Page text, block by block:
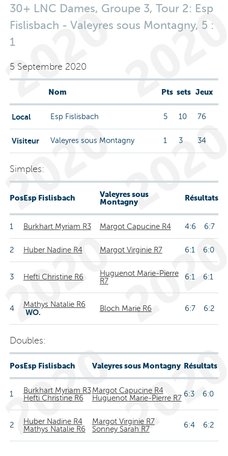
30+ LNC Dames, Groupe 3, Tour 2: Esp
Fislisbach - Valeyres sous Montagny, 5 :
1
5 Septembre 2020
Nom Pts sets Jeux
Local Esp Fislisbach 5 10 76
Visiteur Valeyres sous Montagny 1 3 34
Simples:
PosEsp Fislisbach
Valeyres sous
Montagny
Résultats
1 Burkhart Myriam R3 Margot Capucine R4 4:6 6:7
2 Huber Nadine R4 Margot Virginie R7 6:1 6:0
3 Hefti Christine R6
Huguenot Marie-Pierre
R7
6:1 6:1
4 Mathys Natalie R6
WO. Bloch Marie R6 6:7 6:2
Doubles:
PosEsp Fislisbach Valeyres sous Montagny Résultats
1
Burkhart Myriam R3
Hefti Christine R6
Margot Capucine R4
Huguenot Marie-Pierre R7 6:3 6:0
2
Huber Nadine R4
Mathys Natalie R6
Margot Virginie R7
Sonney Sarah R7
6:4 6:2